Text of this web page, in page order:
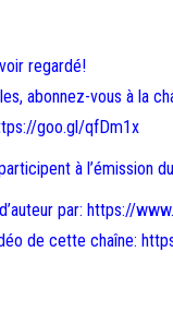
regardé!
abonnez-vous à la
goo.gl/qfDm1x
à l’émission
par: https://
de cette chaîne: